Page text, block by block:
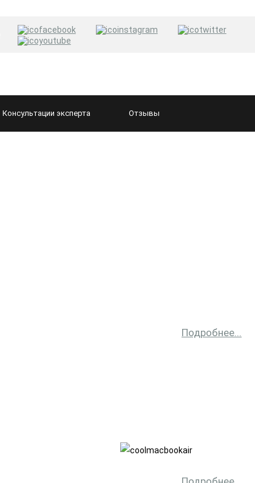
Консультации эксперта Отзывы
Подробнее...